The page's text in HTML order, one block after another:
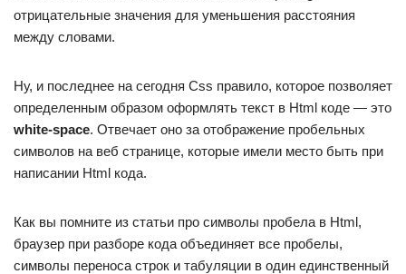
отрицательные значения для уменьшения расстояния
между словами.
Ну, и последнее на сегодня Css правило, которое позволяет
определенным образом оформлять текст в Html коде — это
white-space. Отвечает оно за отображение пробельных
символов на веб странице, которые имели место быть при
написании Html кода.
Как вы помните из статьи про символы пробела в Html,
браузер при разборе кода объединяет все пробелы,
символы переноса строк и табуляции в один единственный